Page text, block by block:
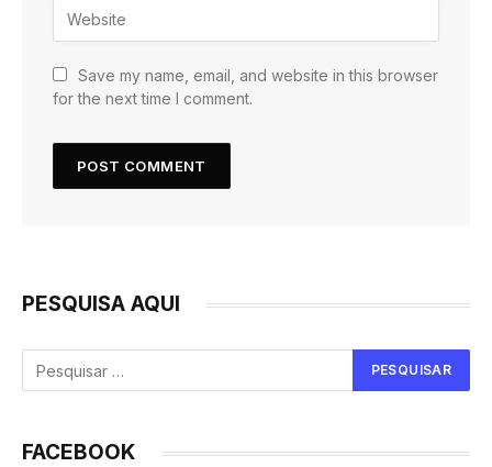
Save my name, email, and website in this browser
for the next time I comment.
PESQUISA AQUI
FACEBOOK